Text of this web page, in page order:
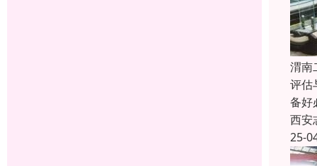
渭南
评估
备好
西安
25-